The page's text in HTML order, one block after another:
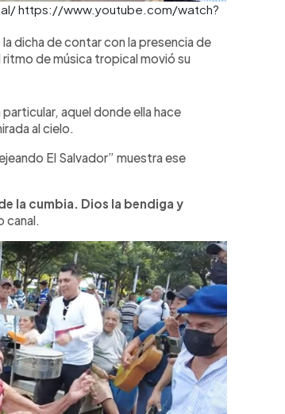
https://www.youtube.com/watch?
dicha de contar con la presencia de
de música tropical movió su
particular, aquel donde ella hace
al cielo.
El Salvador” muestra ese
la cumbia. Dios la bendiga y